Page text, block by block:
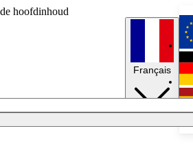
hoofdinhoud
Français